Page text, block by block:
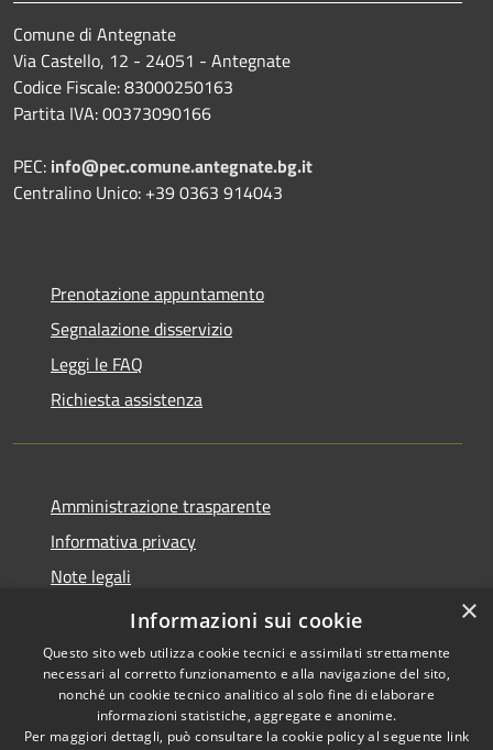
Comune di Antegnate
Via Castello, 12 - 24051 - Antegnate
Codice Fiscale: 83000250163
Partita IVA: 00373090166
PEC: info@pec.comune.antegnate.bg.it
Centralino Unico: +39 0363 914043
Prenotazione appuntamento
Segnalazione disservizio
Leggi le FAQ
Richiesta assistenza
Amministrazione trasparente
Informativa privacy
Note legali
Dichiarazione di accessibilità
Copyright © 2026 • Comune di
×
Informazioni sui cookie
Questo sito web utilizza cookie tecnici e assimilati strettamente
necessari al corretto funzionamento e alla navigazione del sito,
nonché un cookie tecnico analitico al solo fine di elaborare
informazioni statistiche, aggregate e anonime.
Per maggiori dettagli, può consultare la cookie policy al seguente link